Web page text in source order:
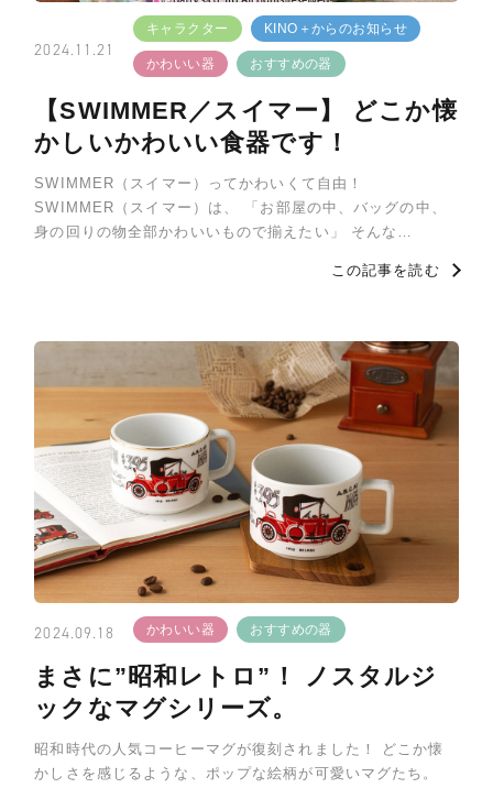
2024.11.21
キャラクター KINO＋からのお知らせ
かわいい器 おすすめの器
【SWIMMER／スイマー】 どこか懐
かしいかわいい食器です！
SWIMMER（スイマー）ってかわいくて自由！
SWIMMER（スイマー）は、 「お部屋の中、バッグの中、
身の回りの物全部かわいいもので揃えたい」 そんな…
この記事を読む
2024.09.18 かわいい器 おすすめの器
まさに”昭和レトロ”！ ノスタルジ
ックなマグシリーズ。
昭和時代の人気コーヒーマグが復刻されました！ どこか懐
かしさを感じるような、ポップな絵柄が可愛いマグたち。